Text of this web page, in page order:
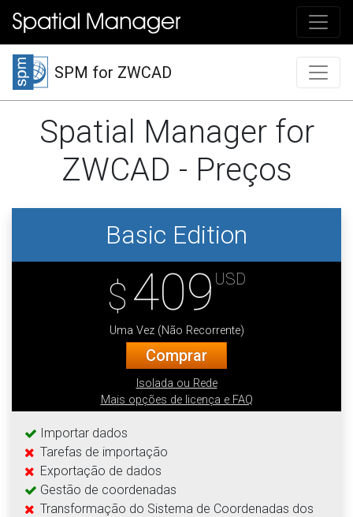
SPM for ZWCAD
Spatial Manager for
ZWCAD - Preços
Basic Edition
$409 USD
Uma Vez (Não Recorrente)
Comprar
Isolada ou Rede
Mais opções de licença e FAQ
Importar dados
Tarefas de importação
Exportação de dados
Gestão de coordenadas
Transformação do Sistema de Coordenadas dos